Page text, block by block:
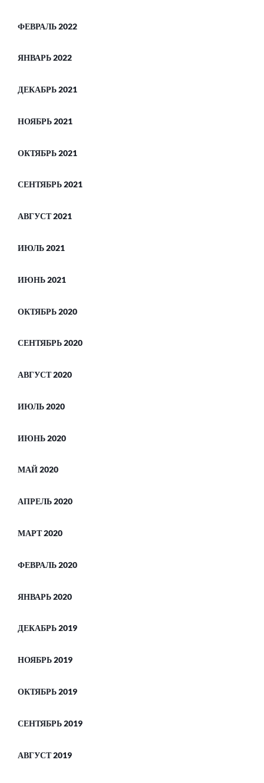
ФЕВРАЛЬ 2022
ЯНВАРЬ 2022
ДЕКАБРЬ 2021
НОЯБРЬ 2021
ОКТЯБРЬ 2021
СЕНТЯБРЬ 2021
АВГУСТ 2021
ИЮЛЬ 2021
ИЮНЬ 2021
ОКТЯБРЬ 2020
СЕНТЯБРЬ 2020
АВГУСТ 2020
ИЮЛЬ 2020
ИЮНЬ 2020
МАЙ 2020
АПРЕЛЬ 2020
МАРТ 2020
ФЕВРАЛЬ 2020
ЯНВАРЬ 2020
ДЕКАБРЬ 2019
НОЯБРЬ 2019
ОКТЯБРЬ 2019
СЕНТЯБРЬ 2019
АВГУСТ 2019